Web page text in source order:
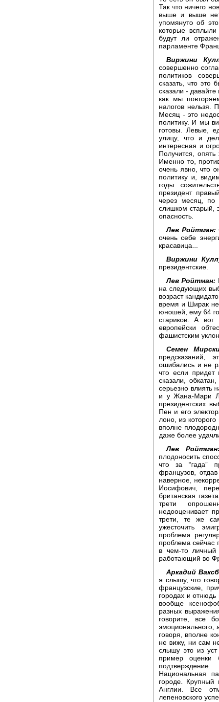
Так что ничего
выше и выше
упомянуто об
которые
будут ли
парламенте
Виржини
совершенно
политиков
сказать, что это
сказали -
как мы
налогов нельзя.
Месяц - это
политику. И мы
готовы. Левые,
улицу, что и
интересная и
Получится,
Именно то,
очень явно, что
политику и,
годы
президент
через месяц,
слишком старый,
опасность.
Лев Ройтман:
очень себе
красавица...
Виржини
президентские.
Лев Ройтман:
на следующих
возраст
время и Ширак
юношей, ему 64
стариков. А
европейски
фашистским
Семен
предсказаний,
ошибались и не
что если
сказали,
серьезно влиять
и у Жана-Мари
президентских
Пен и его
лоно, из
вполне
даже более
Лев
плодоносить
что за “гада”
французов,
наверное,
Иосифович,
британская
трети
недооценивает
трети, те же
ужесточить
проблема
проблема сейчас
в чем-то
работающий во
Аркадий
я слышу, что
французские,
городах и
вообще
разных
говорите, все
эмоционального,
говоря, вполне
не вижу, ни сам
слышу это из
пример оценки
Национальная
городе.
Англии. Все
лепеновского